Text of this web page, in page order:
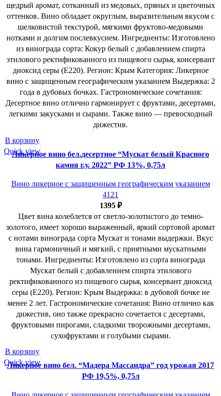
щедрый аромат, сотканный из медовых, пряных и цветочных
оттенков. Вино обладает округлым, выразительным вкусом с
шелковистой текстурой, мягкими фруктово-медовыми
нотками и долгим послевкусием. Ингредиенты: Изготовлено
из винограда сорта: Кокур белый с добавлением спирта
этилового ректификованного из пищевого сырья, консервант
диоксид серы (Е220). Регион: Крым Категория: Ликерное
вино с защищенным географическим указанием Выдержка: 2
года в дубовых бочках. Гастрономические сочетания:
Десертное вино отлично гармонирует с фруктами, десертами,
легкими закусками и сырами. Также вино — превосходный
дижестив.
Ликерное вино бел.десертное “Мускат белый Красного
камня г.у. 2022” РФ 13%, 0,75л
Вино ликерное с защищенным географическим указанием
4121
1395 ₽
Цвет вина колеблется от светло-золотистого до темно-
золотого, имеет хорошо выраженный, яркий сортовой аромат
с нотами винограда сорта Мускат и тонами выдержки. Вкус
вина гармоничный и мягкий, с приятными мускатными
тонами. Ингредиенты: Изготовлено из сорта винограда
Мускат белый с добавлением спирта этилового
ректификованного из пищевого сырья, консервант диоксид
серы (Е220). Регион: Крым Выдержка: в дубовой бочке не
менее 2 лет. Гастрономические сочетания: Вино отлично как
дижестив, оно также прекрасно сочетается с десертами,
фруктовыми пирогами, сладкими творожными десертами,
сухофруктами и голубыми сырами.
В корзину
Quick view
Ликерное вино бел. “Мадера Массандра” год урожая 2017
РФ 19,5%, 0,75л
В корзину
Quick view